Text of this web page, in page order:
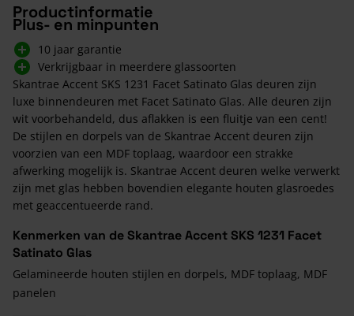
Productinformatie
Plus- en minpunten
10 jaar garantie
Verkrijgbaar in meerdere glassoorten
Skantrae Accent SKS 1231 Facet Satinato Glas deuren zijn
luxe binnendeuren met Facet Satinato Glas. Alle deuren zijn
wit voorbehandeld, dus aflakken is een fluitje van een cent!
De stijlen en dorpels van de Skantrae Accent deuren zijn
voorzien van een MDF toplaag, waardoor een strakke
afwerking mogelijk is. Skantrae Accent deuren welke verwerkt
zijn met glas hebben bovendien elegante houten glasroedes
met geaccentueerde rand.
Kenmerken van de Skantrae Accent SKS 1231 Facet
Satinato Glas
Gelamineerde houten stijlen en dorpels, MDF toplaag, MDF
panelen